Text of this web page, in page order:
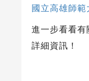
國立高雄師
進一步看看有
詳細資訊！